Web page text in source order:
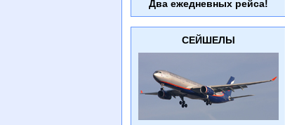
Два ежедневных рейса!
СЕЙШЕЛЫ